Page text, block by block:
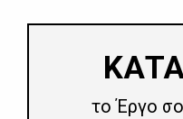
το Έργο